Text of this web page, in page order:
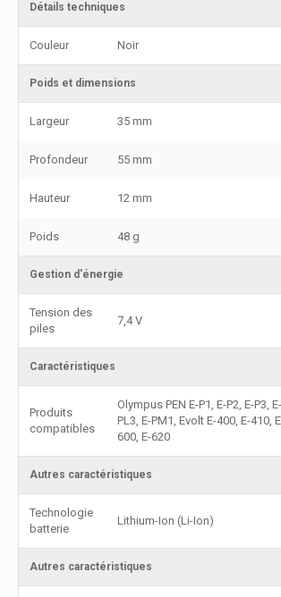
Détails techniques
Couleur Noir
Poids et dimensions
Largeur 35 mm
Profondeur 55 mm
Hauteur 12 mm
Poids 48 g
Gestion d'énergie
Tension des
piles
7,4 V
Caractéristiques
Produits
compatibles
Olympus PEN E-P1, E-P2, E-P3,
PL3, E-PM1, Evolt E-400, E-410,
600, E-620
Autres caractéristiques
Technologie
batterie
Lithium-Ion (Li-Ion)
Autres caractéristiques